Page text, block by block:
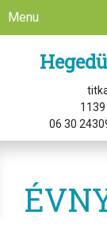
Menu
06 30